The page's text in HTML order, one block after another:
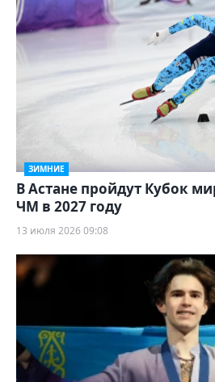
ЗИМНИЕ
В Астане пройдут Кубок
ЧМ в 2027 году
13 июля 2026 09:08